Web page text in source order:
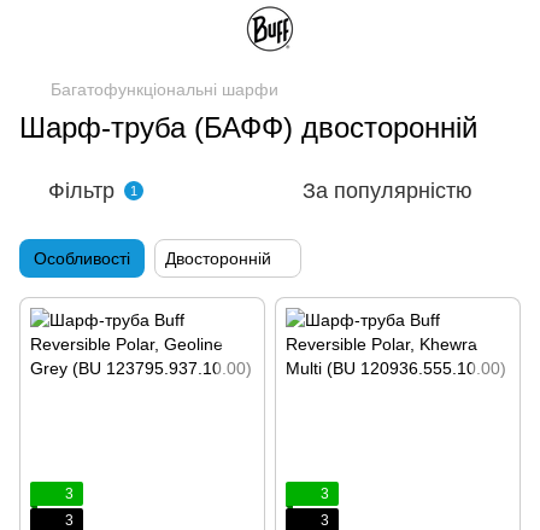
Багатофункціональні шарфи
Шарф-труба (БАФФ) двосторонній
Фільтр 1 За популярністю
Особливості Двосторонній
3
3
3
3